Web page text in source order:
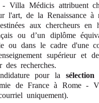
Villa Médicis attribuent
l'art, de la Renaissance à
aux chercheurs
ou d’un diplôme
ou dans le cadre d'une
supérieur et
des recherches.
pour la sélection
de France à Rome -
uniquement).